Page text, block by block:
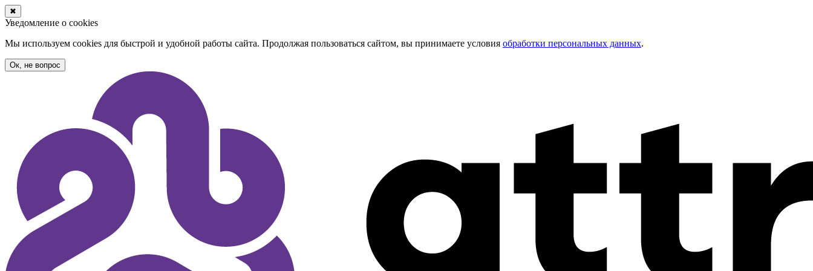
✖
Уведомление о cookies
Мы используем cookies для быстрой и удобной работы сайта. Продолжая пользоваться сайтом, вы принимаете условия обработки персональных данных.
Ок, не вопрос